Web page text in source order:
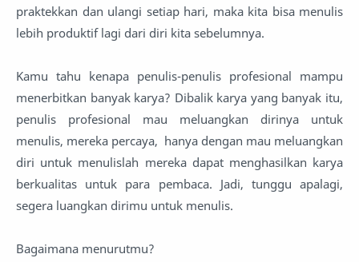
praktekkan dan ulangi setiap hari, maka kita bisa menulis
lebih produktif lagi dari diri kita sebelumnya.
Kamu tahu kenapa penulis-penulis profesional mampu
menerbitkan banyak karya? Dibalik karya yang banyak itu,
penulis profesional mau meluangkan dirinya untuk
menulis, mereka percaya, hanya dengan mau meluangkan
diri untuk menulislah mereka dapat menghasilkan karya
berkualitas untuk para pembaca. Jadi, tunggu apalagi,
segera luangkan dirimu untuk menulis.
Bagaimana menurutmu?